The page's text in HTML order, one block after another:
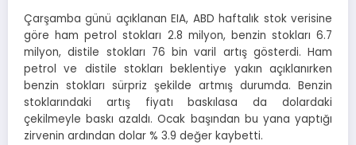
Çarşamba günü açıklanan EIA, ABD haftalık stok verisine
göre ham petrol stokları 2.8 milyon, benzin stokları 6.7
milyon, distile stokları 76 bin varil artış gösterdi. Ham
petrol ve distile stokları beklentiye yakın açıklanırken
benzin stokları sürpriz şekilde artmış durumda. Benzin
stoklarındaki artış fiyatı baskılasa da dolardaki
çekilmeyle baskı azaldı. Ocak başından bu yana yaptığı
zirvenin ardından dolar % 3.9 değer kaybetti.